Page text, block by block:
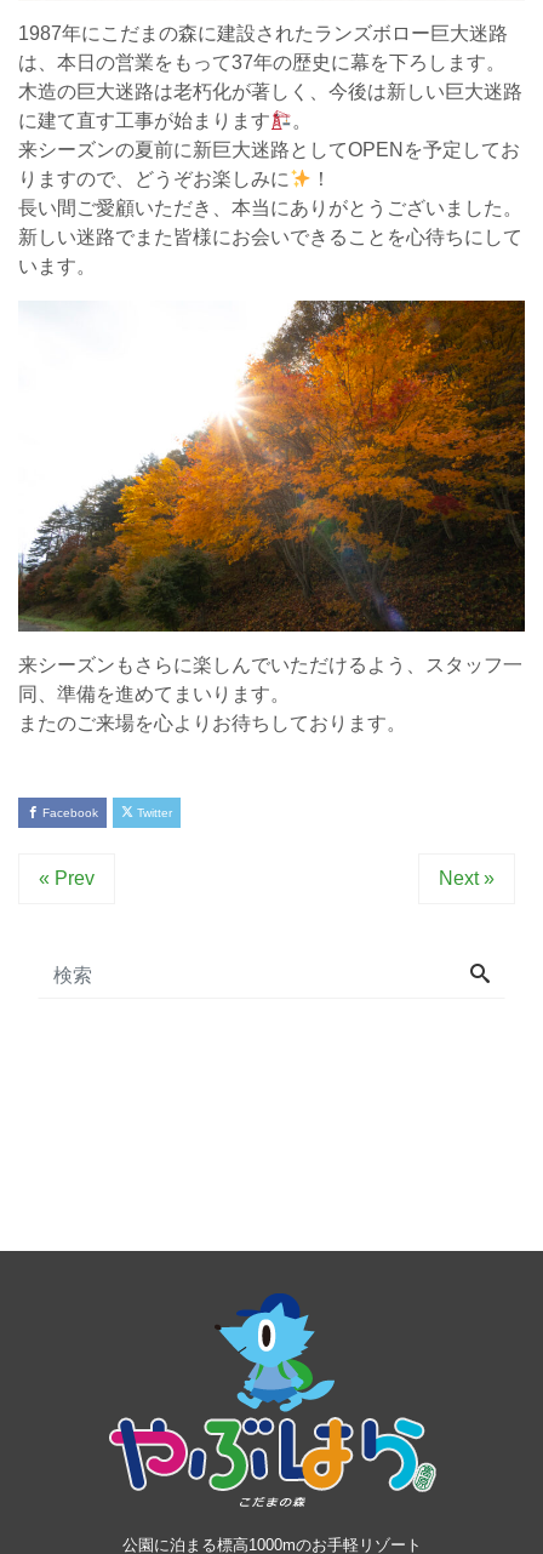
1987年にこだまの森に建設されたランズボロー巨大迷路
は、本日の営業をもって37年の歴史に幕を下ろします。
木造の巨大迷路は老朽化が著しく、今後は新しい巨大迷路
に建て直す工事が始まります
。
来シーズンの夏前に新巨大迷路としてOPENを予定してお
りますので、どうぞお楽しみに
！
長い間ご愛顧いただき、本当にありがとうございました。
新しい迷路でまた皆様にお会いできることを心待ちにして
います。
来シーズンもさらに楽しんでいただけるよう、スタッフ一
同、準備を進めてまいります。
またのご来場を心よりお待ちしております。
Facebook Twitter
« Prev Next »
公園に泊まる標高1000mのお手軽リゾート